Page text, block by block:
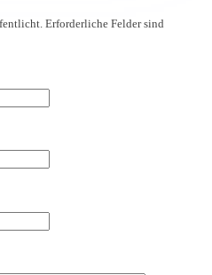
Erforderliche Felder sind